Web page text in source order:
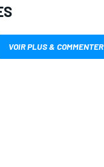
VOIR PLUS & COMMENTER